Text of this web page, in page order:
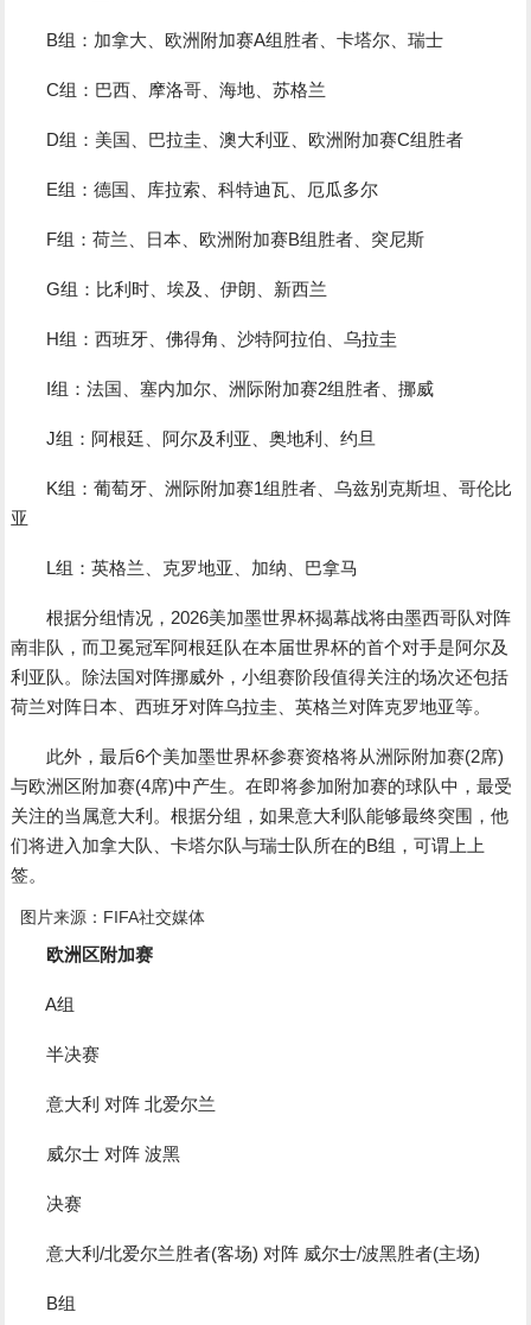
B组：加拿大、欧洲附加赛A组胜者、卡塔尔、瑞士
C组：巴西、摩洛哥、海地、苏格兰
D组：美国、巴拉圭、澳大利亚、欧洲附加赛C组胜者
E组：德国、库拉索、科特迪瓦、厄瓜多尔
F组：荷兰、日本、欧洲附加赛B组胜者、突尼斯
G组：比利时、埃及、伊朗、新西兰
H组：西班牙、佛得角、沙特阿拉伯、乌拉圭
I组：法国、塞内加尔、洲际附加赛2组胜者、挪威
J组：阿根廷、阿尔及利亚、奥地利、约旦
K组：葡萄牙、洲际附加赛1组胜者、乌兹别克斯坦、哥伦比
亚
L组：英格兰、克罗地亚、加纳、巴拿马
根据分组情况，2026美加墨世界杯揭幕战将由墨西哥队对阵
南非队，而卫冕冠军阿根廷队在本届世界杯的首个对手是阿尔及
利亚队。除法国对阵挪威外，小组赛阶段值得关注的场次还包括
荷兰对阵日本、西班牙对阵乌拉圭、英格兰对阵克罗地亚等。
此外，最后6个美加墨世界杯参赛资格将从洲际附加赛(2席)
与欧洲区附加赛(4席)中产生。在即将参加附加赛的球队中，最受
关注的当属意大利。根据分组，如果意大利队能够最终突围，他
们将进入加拿大队、卡塔尔队与瑞士队所在的B组，可谓上上
签。
图片来源：FIFA社交媒体
欧洲区附加赛
A组
半决赛
意大利 对阵 北爱尔兰
威尔士 对阵 波黑
决赛
意大利/北爱尔兰胜者(客场) 对阵 威尔士/波黑胜者(主场)
B组